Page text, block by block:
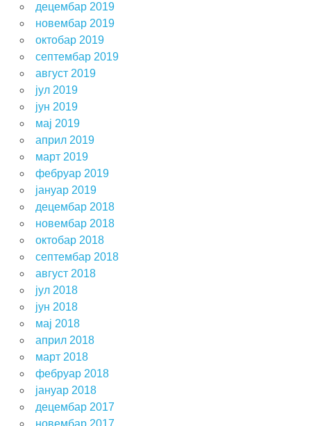
децембар 2019
новембар 2019
октобар 2019
септембар 2019
август 2019
јул 2019
јун 2019
мај 2019
април 2019
март 2019
фебруар 2019
јануар 2019
децембар 2018
новембар 2018
октобар 2018
септембар 2018
август 2018
јул 2018
јун 2018
мај 2018
април 2018
март 2018
фебруар 2018
јануар 2018
децембар 2017